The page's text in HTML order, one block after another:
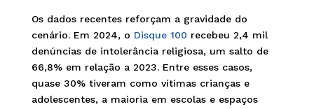
Os dados recentes reforçam a gravidade do
cenário. Em 2024, o Disque 100 recebeu 2,4 mil
denúncias de intolerância religiosa, um salto de
66,8% em relação a 2023. Entre esses casos,
quase 30% tiveram como vítimas crianças e
adolescentes, a maioria em escolas e espaços